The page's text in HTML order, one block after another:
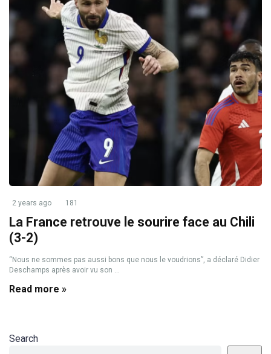
2 years ago 181
La France retrouve le sourire face au Chili
(3-2)
“Nous ne sommes pas aussi bons que nous le voudrions”, a déclaré Didier
Deschamps après avoir vu son ...
Read more »
Search